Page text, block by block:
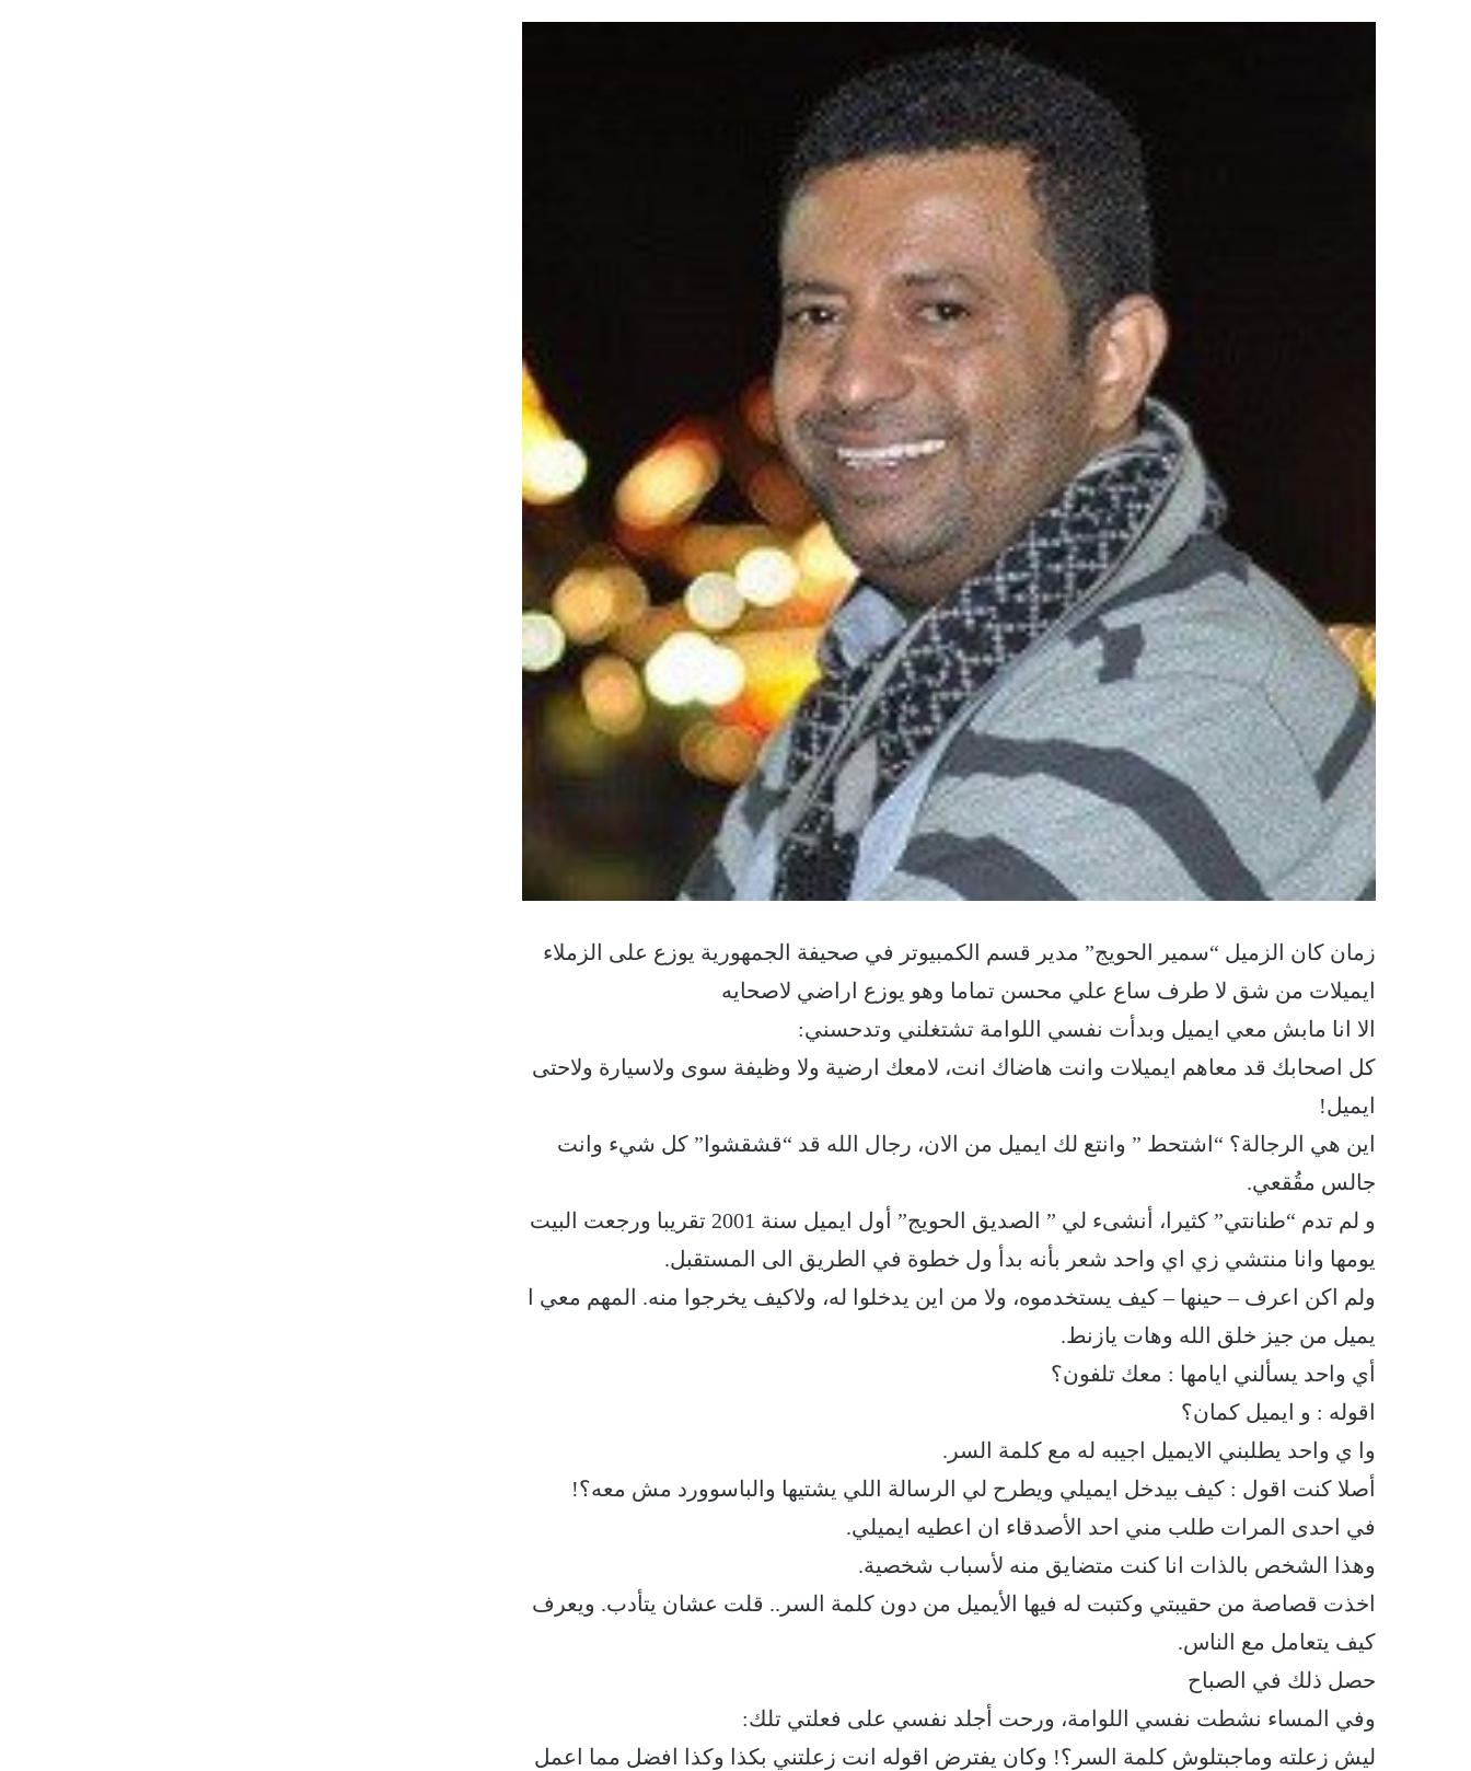
زمان كان الزميل “سمير الحويج” مدير قسم الكمبيوتر في صحيفة الجمهورية يوزع على الزملاء
ايميلات من شق لا طرف ساع علي محسن تماما وهو يوزع اراضي لاصحايه
الا انا مابش معي ايميل وبدأت نفسي اللوامة تشتغلني وتدحسني:
كل اصحابك قد معاهم ايميلات وانت هاضاك انت، لامعك ارضية ولا وظيفة سوى ولاسيارة ولاحتى
ايميل!
اين هي الرجالة؟ “اشتحط ” وانتع لك ايميل من الان، رجال الله قد “قشقشوا” كل شيء وانت
جالس مقُقعي.
و لم تدم “طنانتي” كثيرا، أنشىء لي ” الصديق الحويج” أول ايميل سنة 2001 تقريبا ورجعت البيت
يومها وانا منتشي زي اي واحد شعر بأنه بدأ ول خطوة في الطريق الى المستقبل.
ولم اكن اعرف – حينها – كيف يستخدموه، ولا من اين يدخلوا له، ولاكيف يخرجوا منه. المهم معي ا
يميل من جيز خلق الله وهات يازنط.
أي واحد يسألني ايامها : معك تلفون؟
اقوله : و ايميل كمان؟
وا ي واحد يطلبني الايميل اجيبه له مع كلمة السر.
أصلا كنت اقول : كيف بيدخل ايميلي ويطرح لي الرسالة اللي يشتيها والباسوورد مش معه؟!
في احدى المرات طلب مني احد الأصدقاء ان اعطيه ايميلي.
وهذا الشخص بالذات انا كنت متضايق منه لأسباب شخصية.
اخذت قصاصة من حقيبتي وكتبت له فيها الأيميل من دون كلمة السر.. قلت عشان يتأدب. ويعرف
كيف يتعامل مع الناس.
حصل ذلك في الصباح
وفي المساء نشطت نفسي اللوامة، ورحت أجلد نفسي على فعلتي تلك:
ليش زعلته وماجبتلوش كلمة السر؟! وكان يفترض اقوله انت زعلتني بكذا وكذا افضل مما اعمل